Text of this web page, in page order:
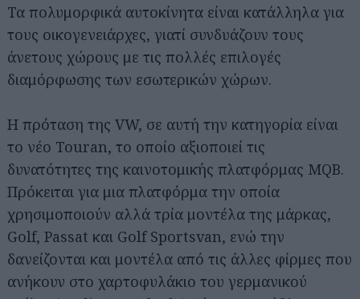
Τα πολυμορφικά αυτοκίνητα είναι κατάλληλα για
τους οικογενειάρχες, γιατί συνδυάζουν τους
άνετους χώρους με τις πολλές επιλογές
διαμόρφωσης των εσωτερικών χώρων.
Η πρόταση της VW, σε αυτή την κατηγορία είναι
το νέο Touran, το οποίο αξιοποιεί τις
δυνατότητες της καινοτομικής πλατφόρμας MQB.
Πρόκειται για μια πλατφόρμα την οποία
χρησιμοποιούν αλλά τρία μοντέλα της μάρκας,
Golf, Passat και Golf Sportsvan, ενώ την
δανείζονται και μοντέλα από τις άλλες φίρμες που
ανήκουν στο χαρτοφυλάκιο του γερμανικού